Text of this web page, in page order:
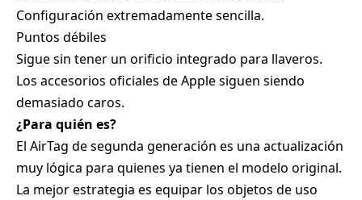
Configuración extremadamente sencilla.
Puntos débiles
Sigue sin tener un orificio integrado para llaveros.
Los accesorios oficiales de Apple siguen siendo
demasiado caros.
¿Para quién es?
El AirTag de segunda generación es una actualización
muy lógica para quienes ya tienen el modelo original.
La mejor estrategia es equipar los objetos de uso